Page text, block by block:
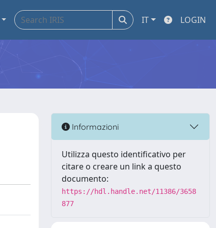
IT LOGIN
Informazioni
Utilizza questo identificativo per
citare o creare un link a questo
documento:
https://hdl.handle.net/11386/3658
877